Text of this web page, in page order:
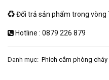
Đổi trả sản phẩm trong vòng
Hotline : 0879 226 879
Danh mục: Phích cắm phòng cháy